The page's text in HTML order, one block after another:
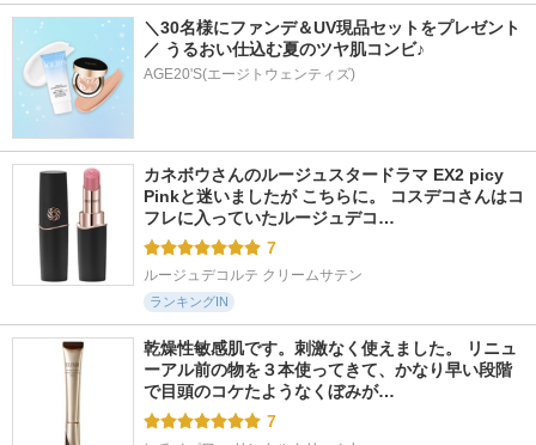
＼30名様にファンデ＆UV現品セットをプレゼント
／ うるおい仕込む夏のツヤ肌コンビ♪
AGE20'S(エージトウェンティズ)
カネボウさんのルージュスタードラマ EX2 picy
Pinkと迷いましたが こちらに。 コスデコさんはコ
フレに入っていたルージュデコ…
7
ルージュデコルテ クリームサテン
ランキングIN
乾燥性敏感肌です。刺激なく使えました。 リニュ
ーアル前の物を３本使ってきて、かなり早い段階
で目頭のコケたようなくぼみが…
7